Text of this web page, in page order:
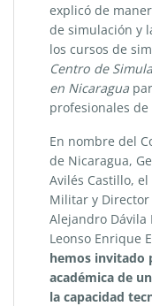
explicó de
de simulación y
los cursos de
Centro de
en Nicaragua
profesionales
En nombre del
de Nicaragua,
Avilés Castillo,
Militar y Director
Alejandro Dávila
Leonso Enrique
hemos invitado
académica de
la capacidad